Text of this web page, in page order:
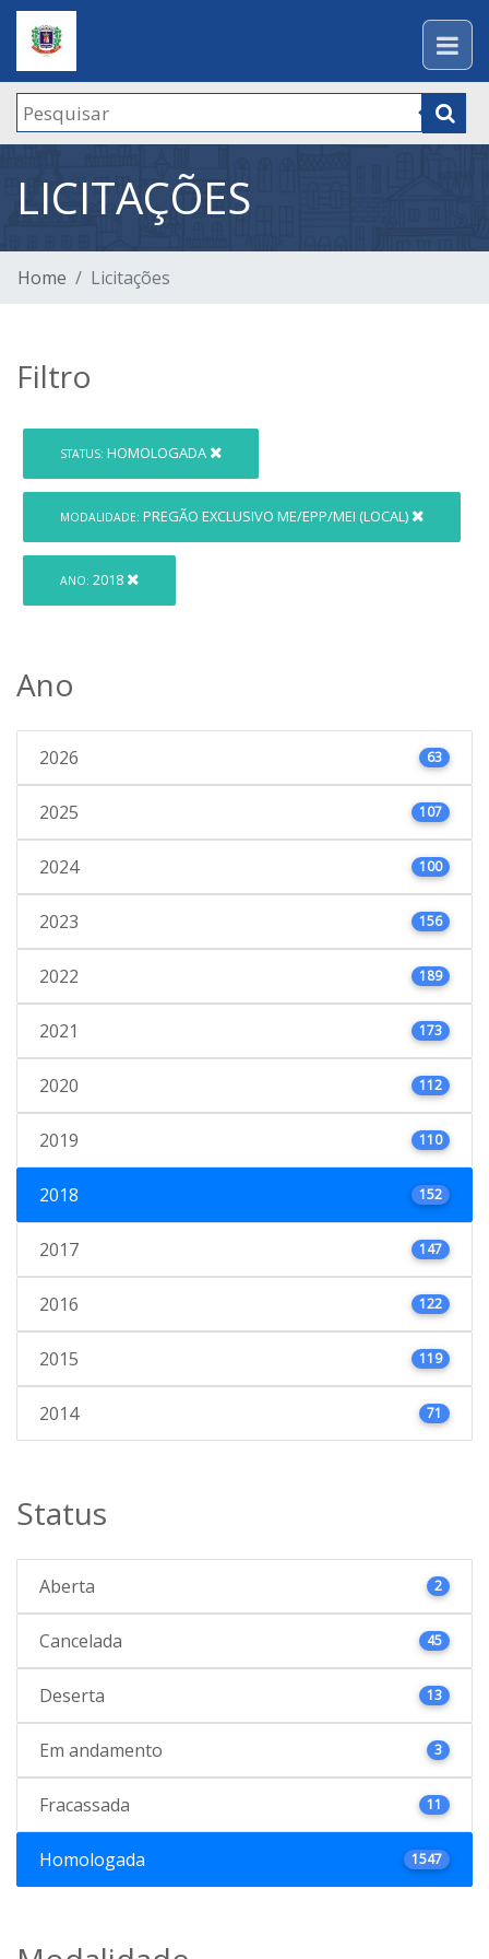
LICITAÇÕES
Home Licitações
Filtro
STATUS: HOMOLOGADA
MODALIDADE: PREGÃO EXCLUSIVO ME/EPP/MEI (LOCAL)
ANO: 2018
Ano
2026 63
2025 107
2024 100
2023 156
2022 189
2021 173
2020 112
2019 110
2018 152
2017 147
2016 122
2015 119
2014 71
Status
Aberta 2
Cancelada 45
Deserta 13
Em andamento 3
Fracassada 11
Homologada 1547